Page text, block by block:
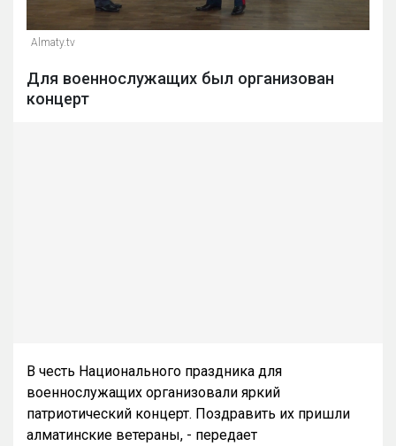
Almaty.tv
Для военнослужащих был организован
концерт
В честь Национального праздника для
военнослужащих организовали яркий
патриотический концерт. Поздравить их пришли
алматинские ветераны, - передает